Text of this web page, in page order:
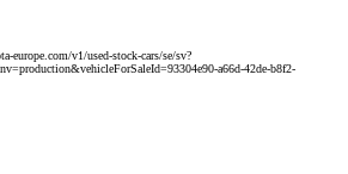
europe.com/v1/used-stock-cars/se/sv?
a66d-42de-b8f2-